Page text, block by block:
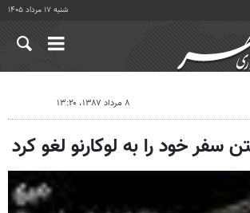
شنبه ۱۷ مرداد ۱۴۰۵
۸ مرداد ۱۳۸۷، ۱۳:۲۰
سفر خود را به لوکارنو لغو کرد